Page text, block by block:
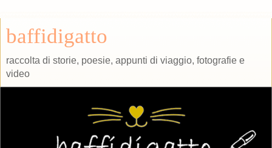
baffidigatto
raccolta di storie, poesie, appunti di viaggio, fotografie e
video